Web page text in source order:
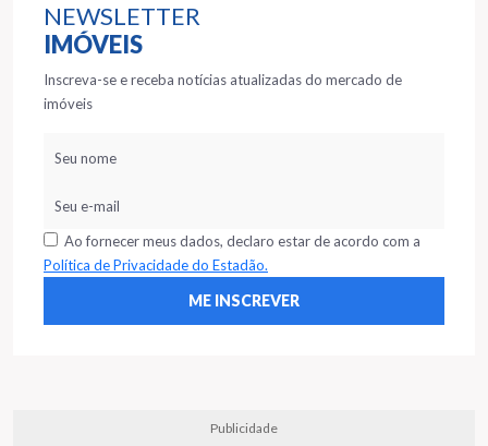
NEWSLETTER
IMÓVEIS
Inscreva-se e receba notícias atualizadas do mercado de
imóveis
Ao fornecer meus dados, declaro estar de acordo com a
Política de Privacidade do Estadão.
Publicidade